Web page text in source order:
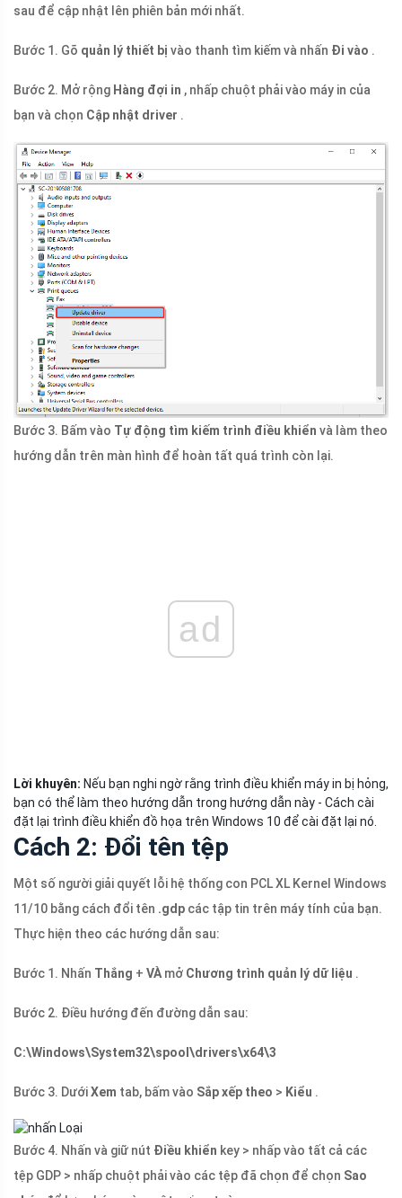
sau để cập nhật lên phiên bản mới nhất.
Bước 1. Gõ quản lý thiết bị vào thanh tìm kiếm và nhấn Đi vào .
Bước 2. Mở rộng Hàng đợi in , nhấp chuột phải vào máy in của
bạn và chọn Cập nhật driver .
Bước 3. Bấm vào Tự động tìm kiếm trình điều khiển và làm theo
hướng dẫn trên màn hình để hoàn tất quá trình còn lại.
ad
Lời khuyên: Nếu bạn nghi ngờ rằng trình điều khiển máy in bị hỏng,
bạn có thể làm theo hướng dẫn trong hướng dẫn này - Cách cài
đặt lại trình điều khiển đồ họa trên Windows 10 để cài đặt lại nó.
Cách 2: Đổi tên tệp
Một số người giải quyết lỗi hệ thống con PCL XL Kernel Windows
11/10 bằng cách đổi tên .gdp các tập tin trên máy tính của bạn.
Thực hiện theo các hướng dẫn sau:
Bước 1. Nhấn Thắng + VÀmở Chương trình quản lý dữ liệu .
Bước 2. Điều hướng đến đường dẫn sau:
C:\Windows\System32\spool\drivers\x64\3
Bước 3. DướiXem tab, bấm vào Sắp xếp theo > Kiểu .
Bước 4. Nhấn và giữ nút Điều khiển key > nhấp vào tất cả các
tệp GDP > nhấp chuột phải vào các tệp đã chọn để chọn Sao